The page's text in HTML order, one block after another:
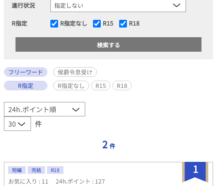
進行状況
R指定 R指定なし R15 R18
フリーワード
侯爵令息受け
R指定
R指定なし R15 R18
件
2 件
1
短編 完結 R18
お気に入り : 11 24h.ポイント : 127